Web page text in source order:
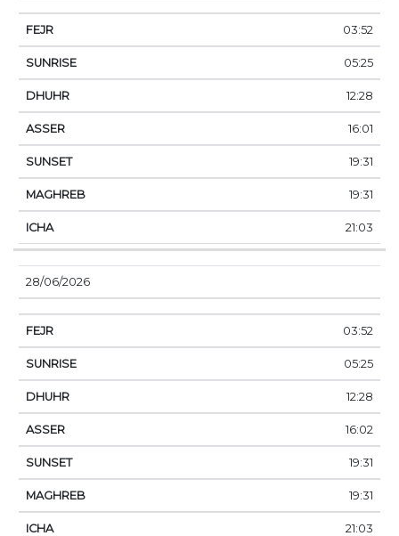
03:52
05:25
12:28
16:01
19:31
19:31
21:03
28/06/2026
03:52
05:25
12:28
16:02
19:31
19:31
21:03